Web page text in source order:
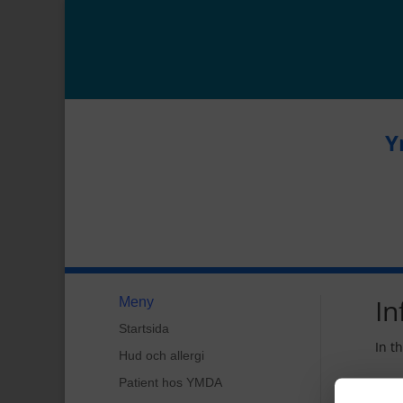
Meny
Startsida
Hud och allergi
Patient hos YMDA
In